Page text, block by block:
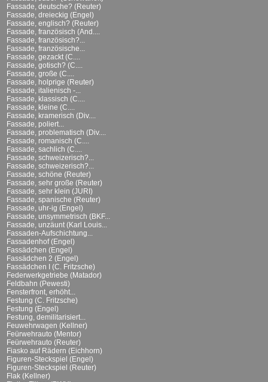
Fassade, deutsche? (Reuter)
Fassade, dreieckig (Engel)
Fassade, englisch? (Reuter)
Fassade, französisch (And....
Fassade, französisch?...
Fassade, französische...
Fassade, gezackt (C....
Fassade, gotisch? (C....
Fassade, große (C....
Fassade, holprige (Reuter)
Fassade, italienisch -...
Fassade, klassisch (C....
Fassade, kleine (C....
Fassade, kramerisch (Div....
Fassade, poliert...
Fassade, problematisch (Div....
Fassade, romanisch (C....
Fassade, sachlich (C....
Fassade, schweizerisch?...
Fassade, schweizerisch?...
Fassade, schöne (Reuter)
Fassade, sehr große (Reuter)
Fassade, sehr klein (JURI)
Fassade, spanische (Reuter)
Fassade, uhr-ig (Engel)
Fassade, unsymmetrisch (BKF...
Fassade, unzäunt (Karl Louis...
Fassaden-Aufschichtung...
Fassadenhof (Engel)
Fassädchen (Engel)
Fassädchen 2 (Engel)
Fassädchen I (C. Fritzsche)
Federwerkgetriebe (Matador)
Feldbahn (Pewesti)
Fensterfront, erhöht...
Festung (C. Fritzsche)
Festung (Engel)
Festung, demilitarisiert...
Feuwehrwagen (Kellner)
Feürwehrauto (Mentor)
Feürwehrauto (Reuter)
Fiasko auf Rädern (Eichhorn)
Figuren-Steckspiel (Engel)
Figuren-Steckspiel (Reuter)
Flak (Kellner)